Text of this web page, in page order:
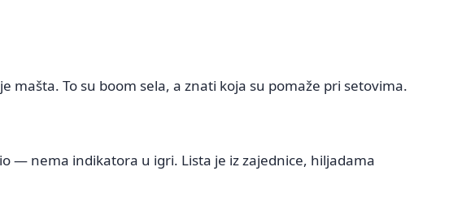
To su boom sela, a znati koja su pomaže pri setovima.
— nema indikatora u igri. Lista je iz zajednice, hiljadama